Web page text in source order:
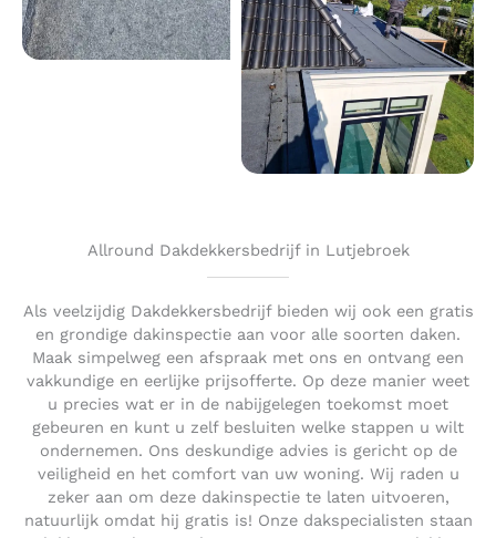
Allround Dakdekkersbedrijf in Lutjebroek
Als veelzijdig Dakdekkersbedrijf bieden wij ook een gratis
en grondige dakinspectie aan voor alle soorten daken.
Maak simpelweg een afspraak met ons en ontvang een
vakkundige en eerlijke prijsofferte. Op deze manier weet
u precies wat er in de nabijgelegen toekomst moet
gebeuren en kunt u zelf besluiten welke stappen u wilt
ondernemen. Ons deskundige advies is gericht op de
veiligheid en het comfort van uw woning. Wij raden u
zeker aan om deze dakinspectie te laten uitvoeren,
natuurlijk omdat hij gratis is! Onze dakspecialisten staan